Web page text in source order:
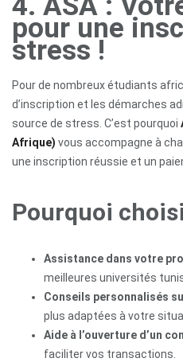
pour une
stress !
Pour de nombreux étudiants
d’inscription et les démarches
source de stress. C’est pourquoi
Afrique) vous accompagne à
une inscription réussie et un
Pourquoi
Assistance dans votre
meilleures universités
Conseils personnalisés
plus adaptées à votre
Aide à l’ouverture d’un
faciliter vos transactions.